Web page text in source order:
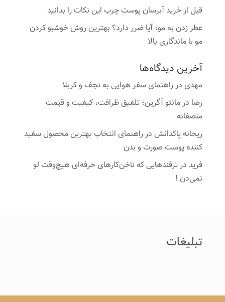
قبل از خرید آبرسان پوست چرب این نکات را بدانید
عطر زدن به مو؛ آیا ضرر دارد؟ بهترین روش خوشبو کردن
مو با ماندگاری بالا
آخرین دیدگاه‌ها
مهدیدرراهنمای سفر هوایی به نجف و کربلا
رضا درمانتو آگرین؛ تلفیق ظرافت، کیفیت و قیمت
منصفانه
ریحانه پاکدانشدرراهنمای انتخاب بهترین محصول سفید
کننده پوست صورت و بدن
فریددرترفندهایی که ناخن‌کارهای حرفه‌ای هیچ‌وقت لو
نمی‌دن !
تبلیغات